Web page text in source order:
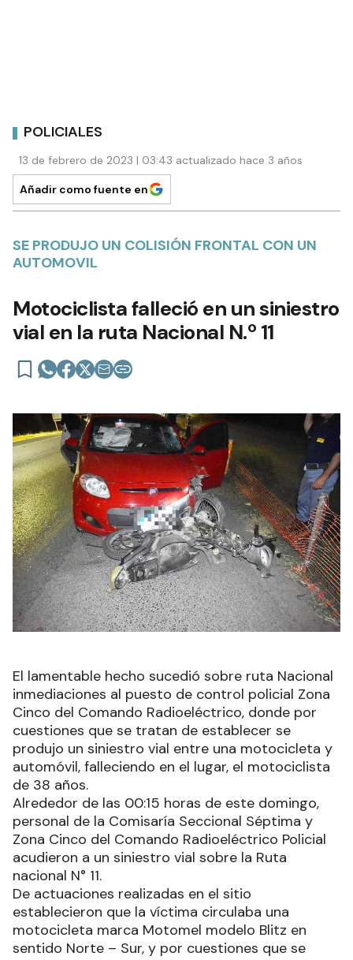
POLICIALES
13 de febrero de 2023 | 03:43 actualizado hace 3 años
Añadir como fuente en
SE PRODUJO UN COLISIÓN FRONTAL CON UN
AUTOMOVIL
Motociclista falleció en un siniestro
vial en la ruta Nacional N.º 11
El lamentable hecho sucedió sobre ruta Nacional
inmediaciones al puesto de control policial Zona
Cinco del Comando Radioeléctrico, donde por
cuestiones que se tratan de establecer se
produjo un siniestro vial entre una motocicleta y
automóvil, falleciendo en el lugar, el motociclista
de 38 años.
Alrededor de las 00:15 horas de este domingo,
personal de la Comisaría Seccional Séptima y
Zona Cinco del Comando Radioeléctrico Policial
acudieron a un siniestro vial sobre la Ruta
nacional N° 11.
De actuaciones realizadas en el sitio
establecieron que la víctima circulaba una
motocicleta marca Motomel modelo Blitz en
sentido Norte – Sur, y por cuestiones que se